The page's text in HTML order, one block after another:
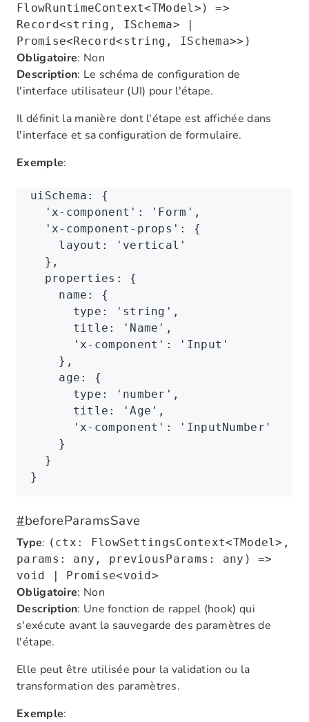
FlowRuntimeContext<TModel>) =>
Record<string, ISchema> |
Promise<Record<string, ISchema>>)
Obligatoire: Non
Description: Le schéma de configuration de
l'interface utilisateur (UI) pour l'étape.
Il définit la manière dont l'étape est affichée dans
l'interface et sa configuration de formulaire.
Exemple:
uiSchema :
{
  'x-component'
: 'Form' ,
  'x-component-props'
: {
    layout
:
'vertical'
  }
,
  properties
:
{
    name
:
{
      type
: 'string' ,
      title
: 'Name' ,
      'x-component'
:
'Input'
    }
,
    age
:
{
      type
: 'number' ,
      title
: 'Age' ,
      'x-component'
:
'InputNumber'
    }
  }
}
#beforeParamsSave
Type: (ctx: FlowSettingsContext<TModel>,
params: any, previousParams: any) =>
void | Promise<void>
Obligatoire: Non
Description: Une fonction de rappel (hook) qui
s'exécute avant la sauvegarde des paramètres de
l'étape.
Elle peut être utilisée pour la validation ou la
transformation des paramètres.
Exemple: